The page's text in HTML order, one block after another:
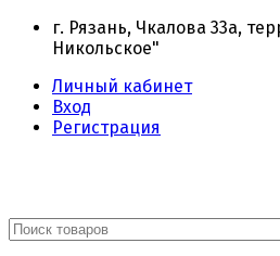
г. Рязань, Чкалова 33а,
Никольское"
Личный кабинет
Вход
Регистрация